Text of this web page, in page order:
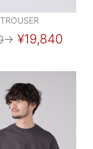
→ ¥19,840